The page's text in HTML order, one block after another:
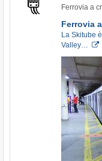
Ferrovia a
Ferrovia
La Skitube
Valley…